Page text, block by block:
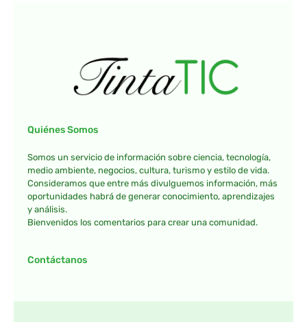
Quiénes Somos
Somos un servicio de información sobre ciencia, tecnología,
medio ambiente, negocios, cultura, turismo y estilo de vida.
Consideramos que entre más divulguemos información, más
oportunidades habrá de generar conocimiento, aprendizajes
y análisis.
Bienvenidos los comentarios para crear una comunidad.
Contáctanos